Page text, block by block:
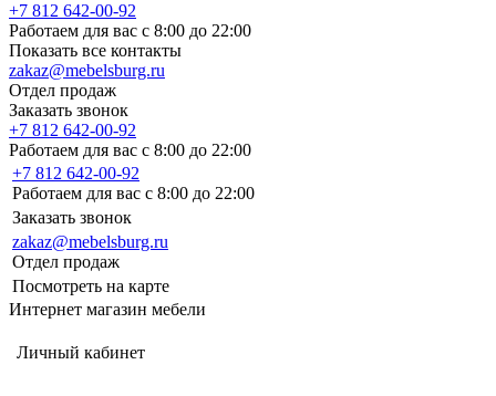
+7 812 642-00-92
Работаем для вас с 8:00 до 22:00
Показать все контакты
zakaz@mebelsburg.ru
Отдел продаж
Заказать звонок
+7 812 642-00-92
Работаем для вас с 8:00 до 22:00
+7 812 642-00-92
Работаем для вас с 8:00 до 22:00
Заказать звонок
zakaz@mebelsburg.ru
Отдел продаж
Посмотреть на карте
Интернет магазин мебели
Личный кабинет